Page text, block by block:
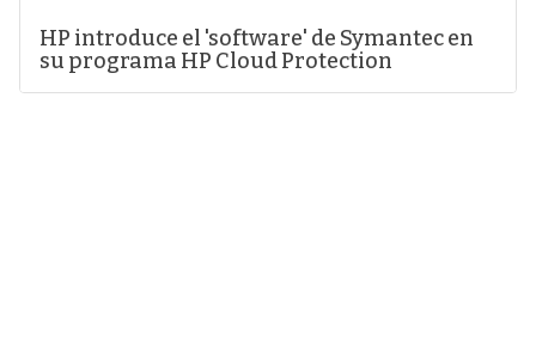
HP introduce el 'software' de Symantec en
su programa HP Cloud Protection